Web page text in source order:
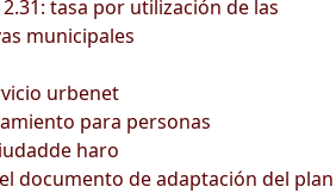
tasa por utilización de las
municipales
urbenet
para personas
haro
documento de adaptación del plan